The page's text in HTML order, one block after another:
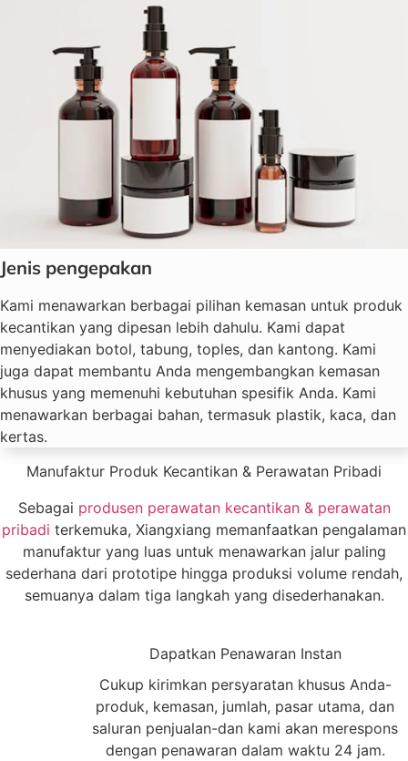
Jenis pengepakan
Kami menawarkan berbagai pilihan kemasan untuk produk
kecantikan yang dipesan lebih dahulu. Kami dapat
menyediakan botol, tabung, toples, dan kantong. Kami
juga dapat membantu Anda mengembangkan kemasan
khusus yang memenuhi kebutuhan spesifik Anda. Kami
menawarkan berbagai bahan, termasuk plastik, kaca, dan
kertas.
Manufaktur Produk Kecantikan & Perawatan Pribadi
Sebagai produsen perawatan kecantikan & perawatan
pribadi terkemuka, Xiangxiang memanfaatkan pengalaman
manufaktur yang luas untuk menawarkan jalur paling
sederhana dari prototipe hingga produksi volume rendah,
semuanya dalam tiga langkah yang disederhanakan.
Dapatkan Penawaran Instan
Cukup kirimkan persyaratan khusus Anda-
produk, kemasan, jumlah, pasar utama, dan
saluran penjualan-dan kami akan merespons
dengan penawaran dalam waktu 24 jam.